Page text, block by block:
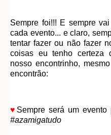
Sempre foi!!! E sempre
cada evento... e claro,
tentar fazer ou não fazer
coisas eu tenho certeza
nosso encontrinho,
encontrão:
♥ Sempre será um evento
#azamigatudo